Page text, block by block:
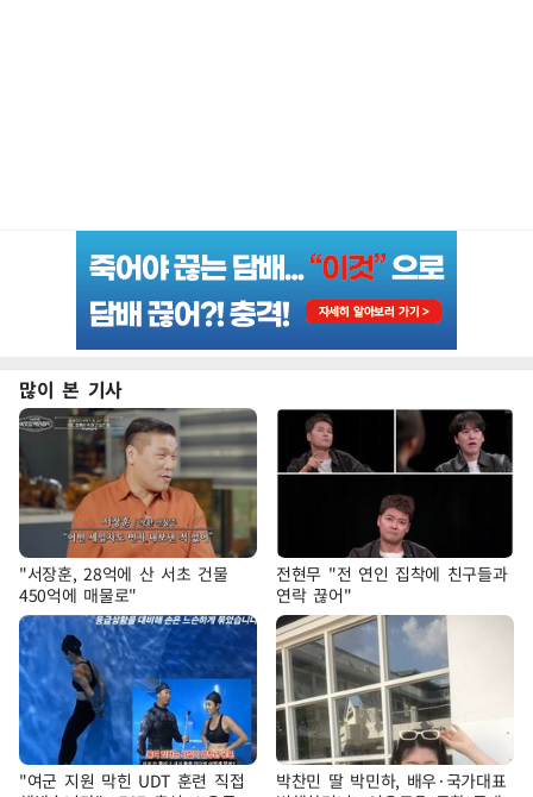
많이 본 기사
"서장훈, 28억에 산 서초 건물
450억에 매물로"
전현무 "전 연인 집착에 친구들과
연락 끊어"
"여군 지원 막힌 UDT 훈련 직접
박찬민 딸 박민하, 배우·국가대표